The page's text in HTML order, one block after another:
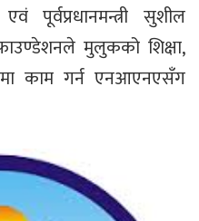
पूर्वप्रधानमन्त्री सुशील
मुलुकको शिक्षा,
काम गर्न एनआएनएसँग